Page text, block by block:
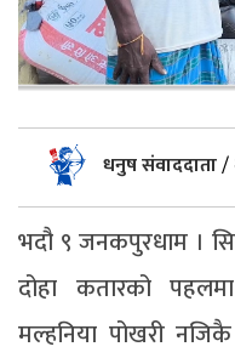
धनुष संवाददाता/
भदौ ९ जनकपुरधाम ।
दोहा कतारको
मल्हनिया पोखरी